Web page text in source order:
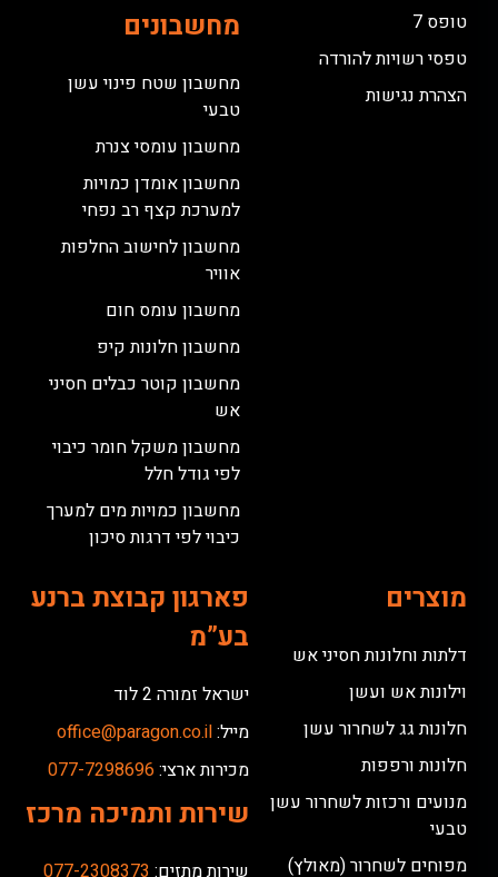
טופס 7
טפסי רשויות להורדה
הצהרת נגישות
מחשבונים
מחשבון שטח פינוי עשן
טבעי
מחשבון עומסי צנרת
מחשבון אומדן כמויות
למערכת קצף רב נפחי
מחשבון לחישוב החלפות
אוויר
מחשבון עומס חום
מחשבון חלונות קיפ
מחשבון קוטר כבלים חסיני
אש
מחשבון משקל חומר כיבוי
לפי גודל חלל
מחשבון כמויות מים למערך
כיבוי לפי דרגות סיכון
מוצרים
דלתות וחלונות חסיני אש
וילונות אש ועשן
חלונות גג לשחרור עשן
חלונות ורפפות
מנועים ורכזות לשחרור עשן
טבעי
מפוחים לשחרור (מאולץ)
פארגון קבוצת ברנע
בע”מ
ישראל זמורה 2 לוד
מייל:office@paragon.co.il
מכירות ארצי:077-7298696
שירות ותמיכה מרכז
שירות מתזים: 077-2308373